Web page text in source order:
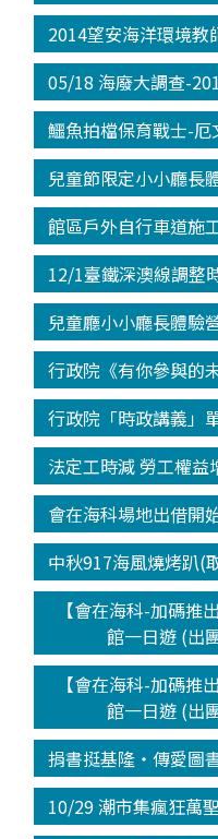
2014望安海洋環境教
05/18 海廢大調查-
鱷魚拍檔保育戰士-厄
兒童節限定小小廳長
館區戶外自行車道施
12/1臺鐵深澳線調整
兒童廳小小廳長體驗
行政院《有你參與的
行政院「時政講義」
法定工時減 勞工權益
會在海科場地出借開
中秋917海風燒烤趴(
【會在海科-加碼推
館一日遊 (出
【會在海科-加碼推
館一日遊 (出
捐書挺基隆‧傳愛圖
10/29 潮市集瘋狂萬